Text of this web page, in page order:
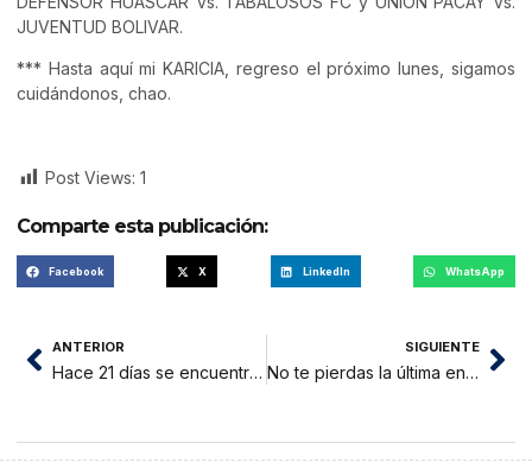
JUVENTUD BOLIVAR.
*** Hasta aquí mi KARICIA, regreso el próximo lunes, sigamos
cuidándonos, chao.
Post Views: 1
Comparte esta publicación:
Facebook X LinkedIn WhatsApp
ANTERIOR
Hace 21 días se encuentra internado en el hospital del MINSA de Moyobamba
SIGUIENTE
No te pierdas la última entrega de mascarillas KN95 gracias a la Fundación Romero y tu diario Voces